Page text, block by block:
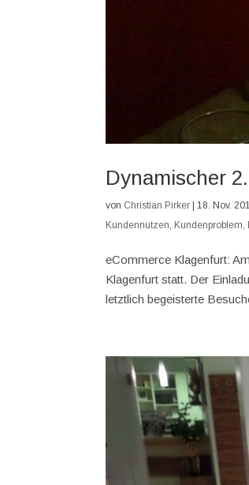
Dynamischer
von Christian Pirker | 18. Nov.
Kundennutzen Kundenproblem
eCommerce Klagenfurt:
Klagenfurt statt. Der
letztlich begeisterte